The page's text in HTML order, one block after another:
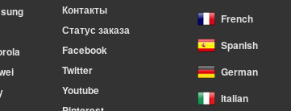
Контакты
Статус заказа
Facebook
Twitter
Youtube
French
Spanish
German
Italian